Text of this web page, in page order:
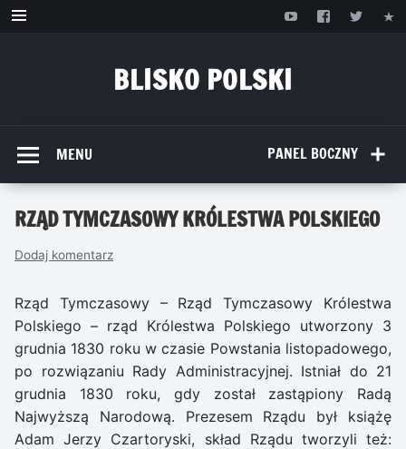
Przejdź
BLISKO POLSKI
PANEL BOCZNY
MENU
RZĄD TYMCZASOWY KRÓLESTWA POLSKIEGO
Dodaj komentarz
Rząd Tymczasowy – Rząd Tymczasowy Królestwa
Polskiego – rząd Królestwa Polskiego utworzony 3
grudnia 1830 roku w czasie Powstania listopadowego,
po rozwiązaniu Rady Administracyjnej. Istniał do 21
grudnia 1830 roku, gdy został zastąpiony Radą
Najwyższą Narodową. Prezesem Rządu był książę
Adam Jerzy Czartoryski, skład Rządu tworzyli też: